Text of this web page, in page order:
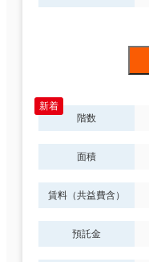
階数
面積
賃料（共益費含）
預託金